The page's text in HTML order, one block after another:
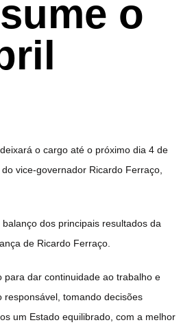
o
o cargo até o próximo dia 4 de
vice-governador Ricardo Ferraço,
dos principais resultados da
de Ricardo Ferraço.
para dar continuidade ao trabalho e
tomando decisões
um Estado equilibrado, com a melhor